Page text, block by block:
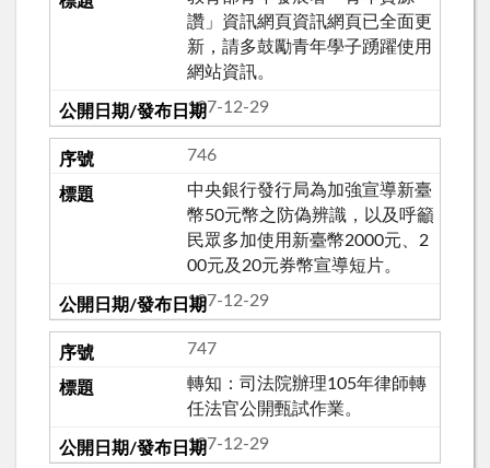
讚」資訊網頁資訊網頁已全面更
新，請多鼓勵青年學子踴躍使用
網站資訊。
107-12-29
746
中央銀行發行局為加強宣導新臺
幣50元幣之防偽辨識，以及呼籲
民眾多加使用新臺幣2000元、2
00元及20元券幣宣導短片。
107-12-29
747
轉知：司法院辦理105年律師轉
任法官公開甄試作業。
107-12-29